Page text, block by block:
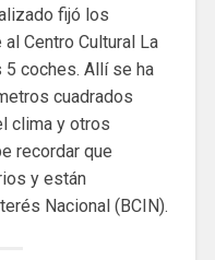
fijó los
Centro Cultural La
5 coches. Allí se ha
cuadrados
clima y otros
recordar que
y están
Nacional (BCIN).